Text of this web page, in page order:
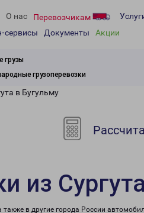
О нас Перевозчикам
сервисы
Документы Акции
грузы
грузоперевозки
в Бугульму
из
также в другие города России